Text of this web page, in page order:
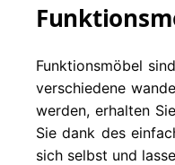
Funktionsmöbel
verschiedene
werden, erhalten
Sie dank des
sich selbst und